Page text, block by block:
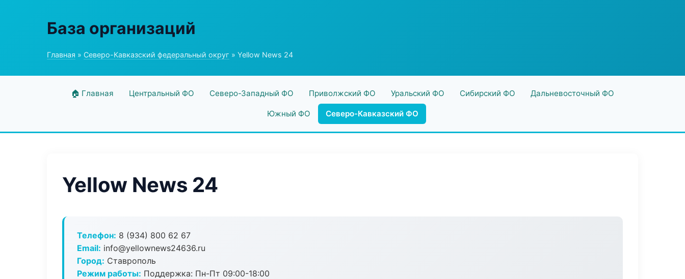
База организаций
Главная » Северо-Кавказский федеральный округ » Yellow News 24
🏠 Главная Центральный ФО Северо-Западный ФО Приволжский ФО Уральский ФО Сибирский ФО Дальневосточный ФО
Южный ФО Северо-Кавказский ФО
Yellow News 24
Телефон: 8 (934) 800 62 67
Email: info@yellownews24636.ru
Город: Ставрополь
Режим работы: Поддержка: Пн-Пт 09:00-18:00